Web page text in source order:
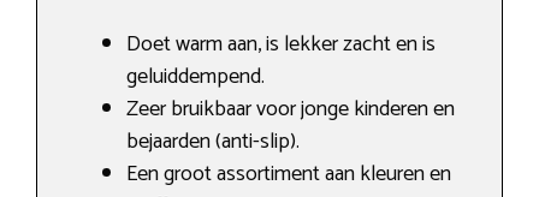
Doet warm aan, is lekker zacht en is
geluiddempend.
Zeer bruikbaar voor jonge kinderen en
bejaarden (anti-slip).
Een groot assortiment aan kleuren en